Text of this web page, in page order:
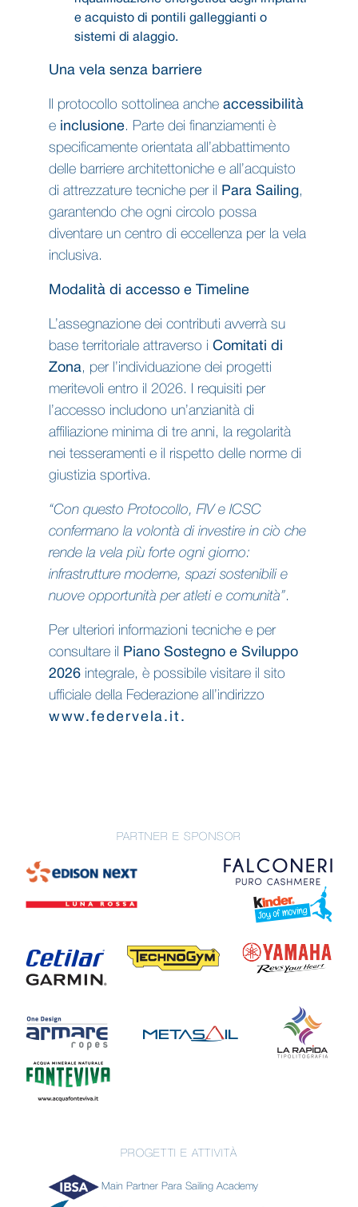
e acquisto di pontili galleggianti o
sistemi di alaggio.
Una vela senza barriere
Il protocollo sottolinea anche accessibilità
e inclusione. Parte dei finanziamenti è
specificamente orientata all’abbattimento
delle barriere architettoniche e all’acquisto
di attrezzature tecniche per il
Para Sailing,
garantendo che ogni circolo possa
diventare un centro di eccellenza per la vela
inclusiva.
Modalità di accesso e Timeline
L’assegnazione dei contributi avverrà su
base territoriale attraverso i Comitati di
Zona, per l’individuazione dei progetti
meritevoli entro il 2026. I requisiti per
l’accesso includono un’anzianità di
affiliazione minima di tre anni, la regolarità
nei tesseramenti e il rispetto delle norme di
giustizia sportiva.
“Con questo Protocollo, FIV e ICSC
confermano la volontà di investire in ciò che
rende la vela più forte ogni giorno:
infrastrutture moderne, spazi sostenibili e
nuove opportunità per atleti e comunità”.
Per ulteriori informazioni tecniche e per
consultare il
Piano Sostegno e Sviluppo
2026integrale, è possibile visitare il sito
ufficiale della Federazione all’indirizzo
www.federvela.it.
PARTNER E SPONSOR
PROGETTI E ATTIVITÀ
Main Partner Para Sailing Academy